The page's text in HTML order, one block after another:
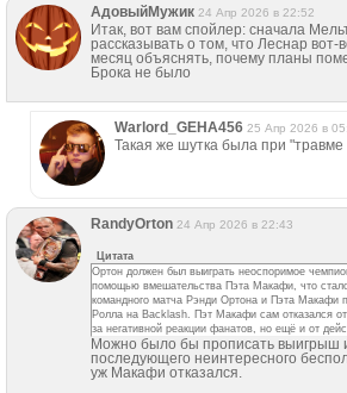
АдовыйМужик 24 Апр 2026 в 22:52
Итак, вот вам спойлер: сначала
рассказывать о том, что Леснар
месяц объяснять, почему планы
Брока не было
Warlord_GEHA456 25 Апр 2026 в
Такая же шутка была при
RandyОrton 24 Апр 2026 в 22:43
Цитата
Ортон должен был выиграть неоспоримое
помощью вмешательства Пэта Макафи, что
командного матча Рэнди Ортона и Пэта Макафи
Ролла на Backlash. Пэт Макафи сам отказался
за негативной реакции фанатов, но ещё и от
Можно было бы прописать выигрыш
последующего неинтересного
уж Макафи отказался.